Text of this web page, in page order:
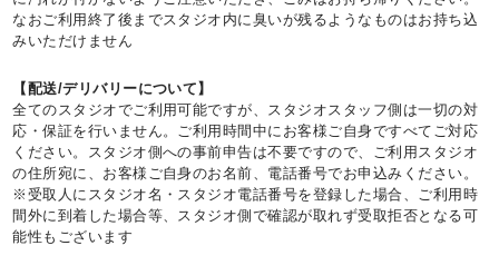
なおご利用終了後までスタジオ内に臭いが残るようなものはお持ち込
みいただけません
【配送/デリバリーについて】
全てのスタジオでご利用可能ですが、スタジオスタッフ側は一切の対
応・保証を行いません。ご利用時間中にお客様ご自身ですべてご対応
ください。スタジオ側への事前申告は不要ですので、ご利用スタジオ
の住所宛に、お客様ご自身のお名前、電話番号でお申込みください。
※受取人にスタジオ名・スタジオ電話番号を登録した場合、ご利用時
間外に到着した場合等、スタジオ側で確認が取れず受取拒否となる可
能性もございます